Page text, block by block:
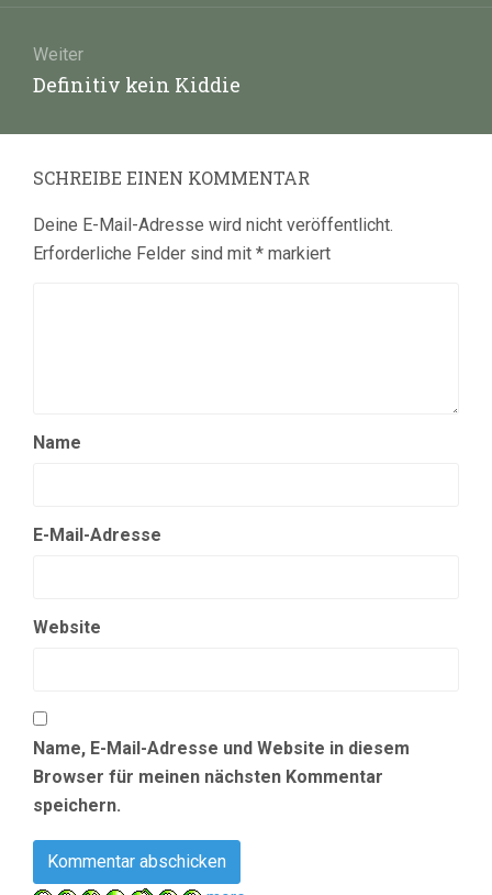
Weiter
Nächster
Definitiv kein Kiddie
SCHREIBE EINEN KOMMENTAR
Deine E-Mail-Adresse wird nicht veröffentlicht.
Erforderliche Felder sind mit * markiert
Name
E-Mail-Adresse
Website
Name, E-Mail-Adresse und Website in diesem
Browser für meinen nächsten Kommentar
speichern.